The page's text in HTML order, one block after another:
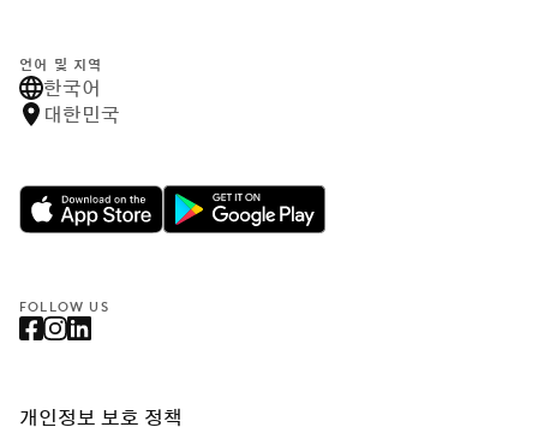
언어 및 지역
한국어
대한민국
FOLLOW US
개인정보 보호 정책